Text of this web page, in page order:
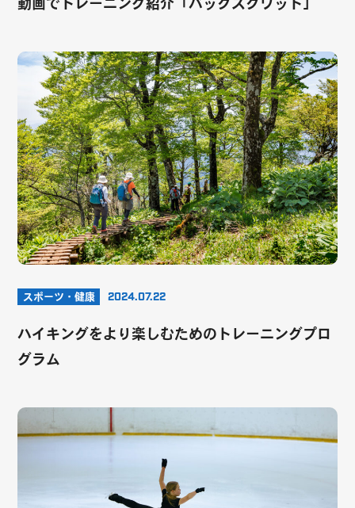
動画でトレーニング紹介「バックスクワット」
スポーツ・健康 2024.07.22
ハイキングをより楽しむためのトレーニングプロ
グラム